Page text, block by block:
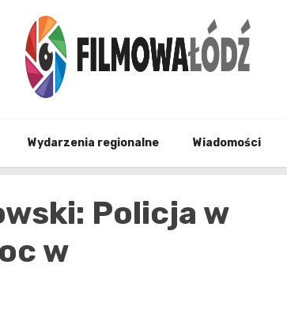
Wydarzenia regionalne Wiadomości
Policja w
w